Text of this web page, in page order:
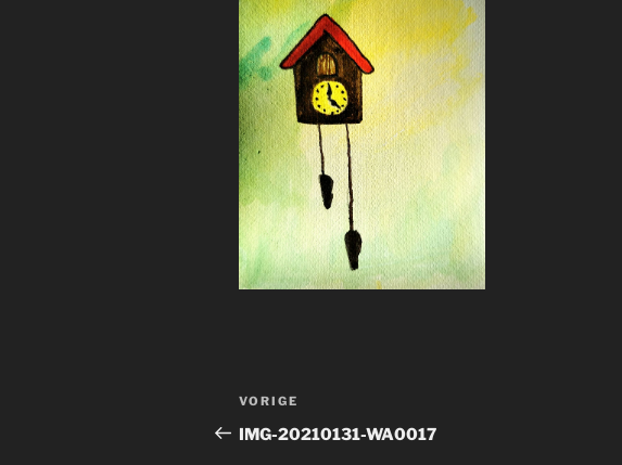
Bericht
navigatie
Vorig
bericht
VORIGE
IMG-20210131-WA0017